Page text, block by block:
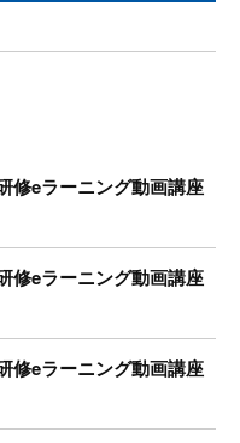
修eラーニング動画講座
修eラーニング動画講座
修eラーニング動画講座